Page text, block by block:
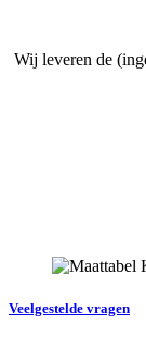
Wij leveren de
Veelgestelde vragen